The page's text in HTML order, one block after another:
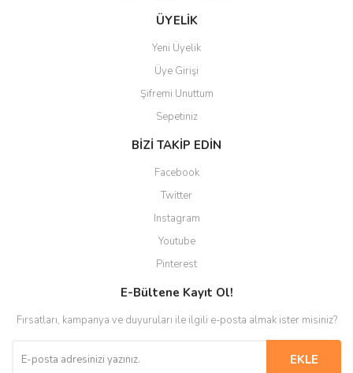
ÜYELİK
Yeni Üyelik
Üye Girişi
Şifremi Unuttum
Sepetiniz
BİZİ TAKİP EDİN
Facebook
Twitter
Instagram
Youtube
Pinterest
E-Bültene Kayıt Ol!
Fırsatları, kampanya ve duyuruları ile ilgili e-posta almak ister misiniz?
EKLE